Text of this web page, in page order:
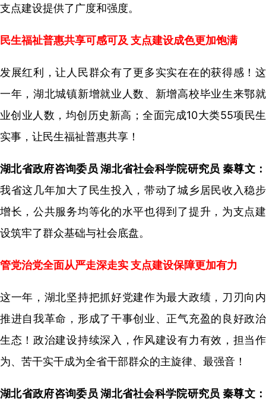
支点建设提供了广度和强度。
民生福祉普惠共享可感可及 支点建设成色更加饱满
发展红利，让人民群众有了更多实实在在的获得感！这
一年，湖北城镇新增就业人数、新增高校毕业生来鄂就
业创业人数，均创历史新高；全面完成10大类55项民生
实事，让民生福祉普惠共享！
湖北省政府咨询委员 湖北省社会科学院研究员 秦尊文：
我省这几年加大了民生投入，带动了城乡居民收入稳步
增长，公共服务均等化的水平也得到了提升，为支点建
设筑牢了群众基础与社会底盘。
管党治党全面从严走深走实 支点建设保障更加有力
这一年，湖北坚持把抓好党建作为最大政绩，刀刃向内
推进自我革命，形成了干事创业、正气充盈的良好政治
生态！政治建设持续深入，作风建设有力有效，担当作
为、苦干实干成为全省干部群众的主旋律、最强音！
湖北省政府咨询委员 湖北省社会科学院研究员 秦尊文：